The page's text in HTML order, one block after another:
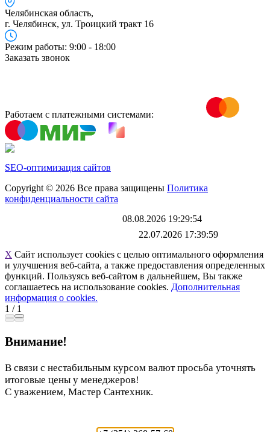
Челябинская область,
г. Челябинск, ул. Троицкий тракт 16
Режим работы: 9:00 - 18:00
Заказать звонок
Работаем с платежными системами:
SEO-оптимизация сайтов
Copyright © 2026 Все права защищены Политика
конфиденциальности сайта
08.08.2026 19:29:54
22.07.2026 17:39:59
X Сайт использует cookies с целью оптимального оформления
и улучшения веб-сайта, а также предоставления определенных
функций. Пользуясь веб-сайтом в дальнейшем, Вы также
соглашаетесь на использование cookies. Дополнительная
информация о cookies.
1 / 1
Внимание!
В связи с нестабильным курсом валют просьба уточнять
итоговые цены у менеджеров!
С уважением, Мастер Сантехник.